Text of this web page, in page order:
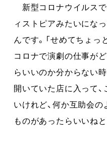
新型コロナウイルス
ィストピアみたいにな
んです。「せめてちょっ
コロナで演劇の仕事が
らいいのか分からない
開いていた店に入って
いけれど、何か互助会
ものがあったらいいね